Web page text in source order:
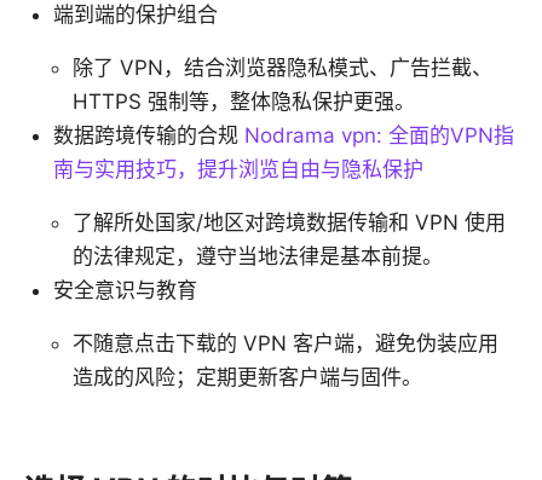
端到端的保护组合
除了 VPN，结合浏览器隐私模式、广告拦截、
HTTPS 强制等，整体隐私保护更强。
数据跨境传输的合规 Nodrama vpn: 全面的VPN指
南与实用技巧，提升浏览自由与隐私保护
了解所处国家/地区对跨境数据传输和 VPN 使用
的法律规定，遵守当地法律是基本前提。
安全意识与教育
不随意点击下载的 VPN 客户端，避免伪装应用
造成的风险；定期更新客户端与固件。